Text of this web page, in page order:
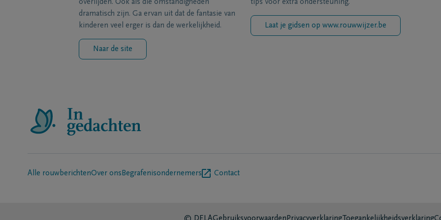
overlijden. Ook als die omstandigheden
dramatisch zijn. Ga ervan uit dat de fantasie van
kinderen veel erger is dan de werkelijkheid.
Naar de site
tips voor extra ondersteuning.
Laat je gidsen op www.rouwwijzer.be
Alle rouwberichtenOver ons Begrafenisondernemers Contact